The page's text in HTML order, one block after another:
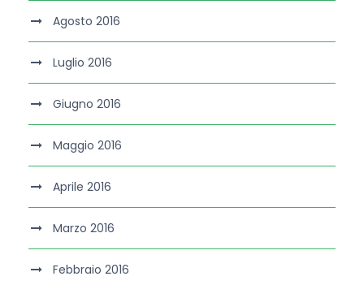
Agosto 2016
Luglio 2016
Giugno 2016
Maggio 2016
Aprile 2016
Marzo 2016
Febbraio 2016